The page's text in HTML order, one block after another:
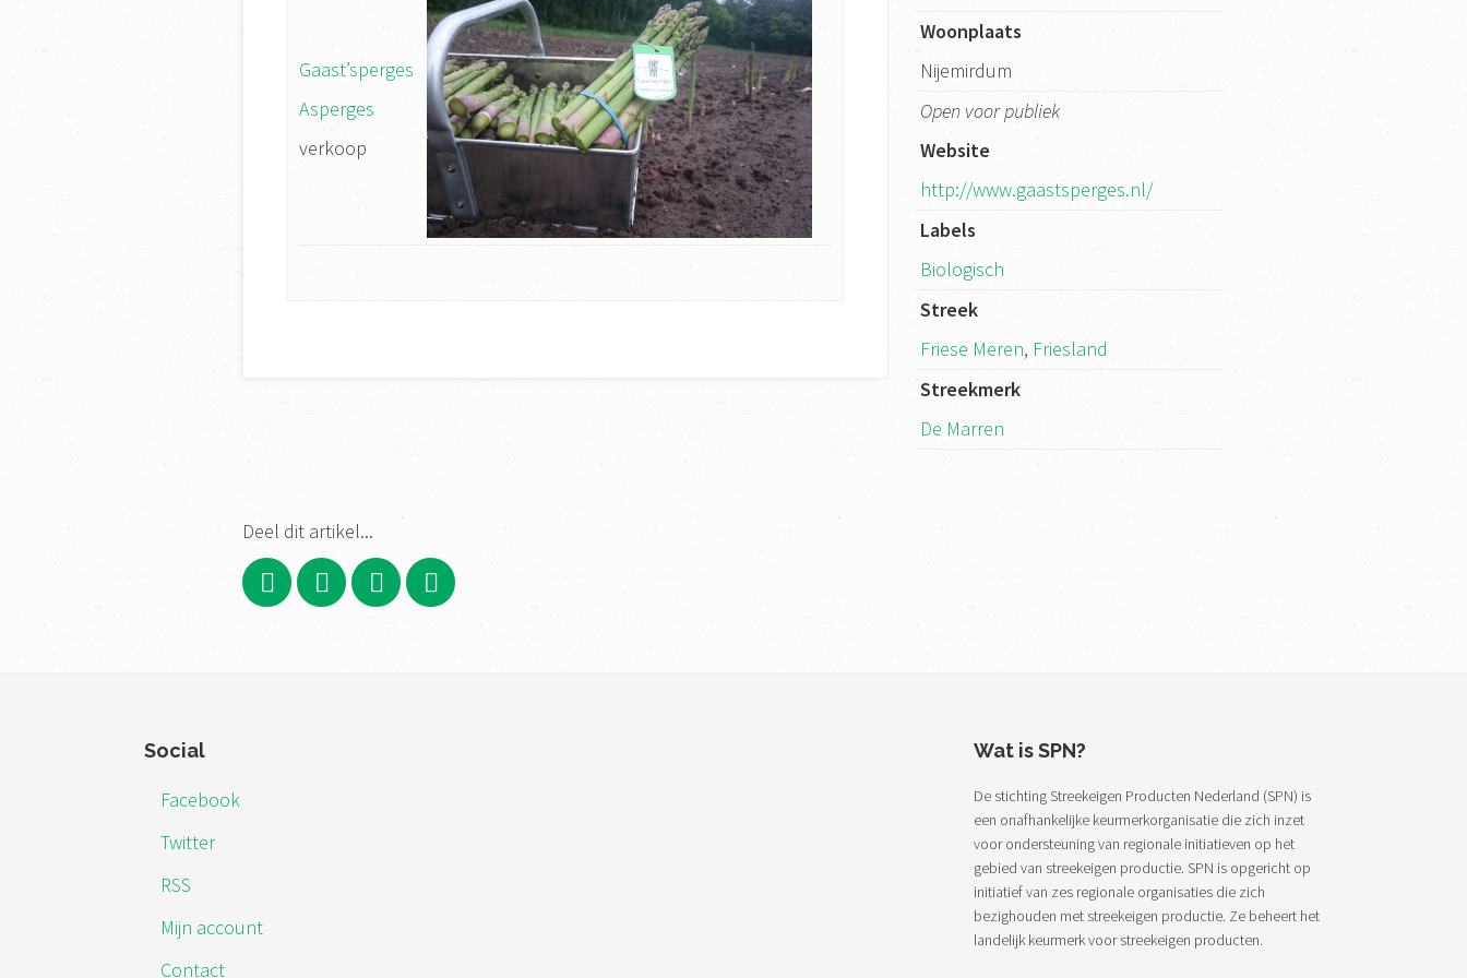
Gaast’sperges
Asperges
verkoop
Woonplaats
Nijemirdum
Open voor publiek
Website
http://www.gaastsperges.nl/
Labels
Biologisch
Streek
Friese Meren, Friesland
Streekmerk
De Marren
Deel dit artikel...
Social
Facebook
Twitter
RSS
Mijn account
Contact
Wat is SPN?
De stichting Streekeigen Producten Nederland (SPN) is
een onafhankelijke keurmerkorganisatie die zich inzet
voor ondersteuning van regionale initiatieven op het
gebied van streekeigen productie. SPN is opgericht op
initiatief van zes regionale organisaties die zich
bezighouden met streekeigen productie. Ze beheert het
landelijk keurmerk voor streekeigen producten.